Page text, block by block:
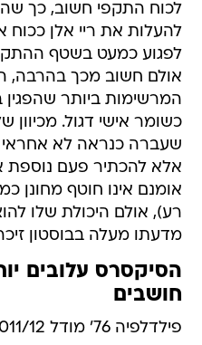
לכוח התקפי חשוב, כך
להעלות את ריי אלן
לפגוע כמעט בשטף
אולם חשוב מכך בהרבה,
המרשימות ביותר
כשומר אישי דגול.
שעברה כנראה לא
אלא להכתיר פעם נוספת
אומנם אינו חוטף מחונן
רע), אולם היכולת שלו
מדעתו מעלה בבוסטון
הסיקסרס עלובים
חושבים
פילדלפיה 76' מודל 2011/12, הסיפור השלם: